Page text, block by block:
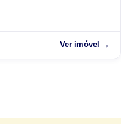
Ver imóvel →